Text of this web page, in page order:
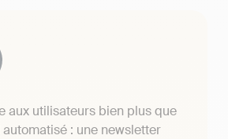
aux utilisateurs bien plus que
: une newsletter